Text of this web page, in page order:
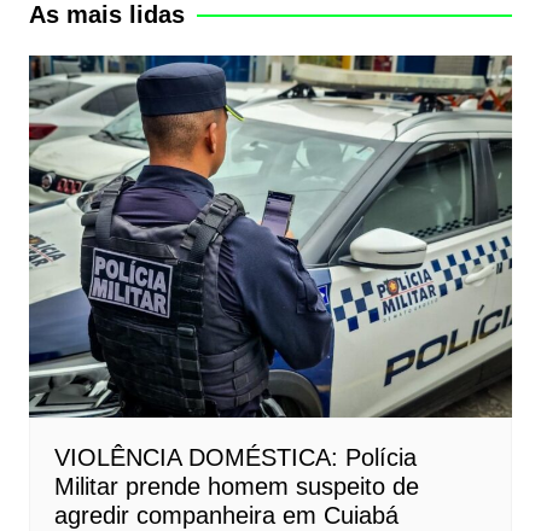
As mais lidas
VIOLÊNCIA DOMÉSTICA: Polícia
Militar prende homem suspeito de
agredir companheira em Cuiabá